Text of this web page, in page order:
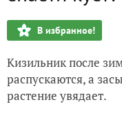
В избранное!
Кизильник после
распускаются, а
растение увядает.